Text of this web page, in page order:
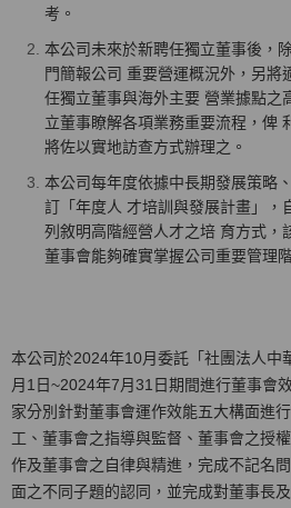
考。
本公司未來於新聘任獨立董事後，
門簡報公司 重要營運概況外，另將
任獨立董事與海外主要 營業據點之
立董事瞭解各項業務重要流程，俾
將佐以實地訪查方式辦理之。
本公司每年度依據中長期發展策略
訂「年度人 才培訓與發展計畫」，
列敘明高階經營人才之培 育方式，
董事會能夠確實掌握公司重要管理
本公司於2024年10月委託「社團法人中
月1日~2024年7月31日期間進行董事會
家分別針對董事會運作效能五大構面進
工、董事會之指導與監督、董事會之授
作及董事會之自律與精進，完成不記名
面之不同子題的認同，並完成對董事長